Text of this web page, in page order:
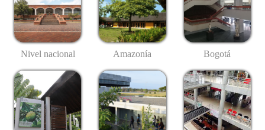
Nivel nacional Amazonía Bogotá